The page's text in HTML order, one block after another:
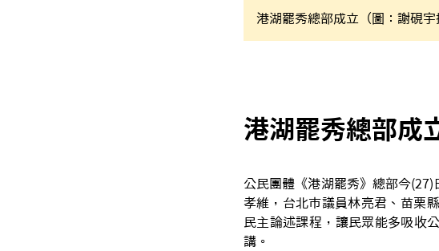
港湖罷秀總部成立（圖：謝硯宇
港湖罷秀總部成
公民團體《港湖罷秀》總部今
孝維，台北市議員林亮君、苗栗
民主論述課程，讓民眾能多吸收
講。